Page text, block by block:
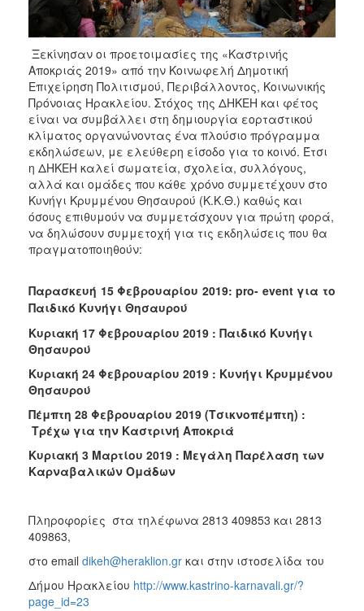
ΕΠΙΣΚΕΠΤΗΣ
ΗΡΑΚΛΕΙΟ
Ξεκίνησαν οι προετοιμασίες της «Καστρινής
Αποκριάς 2019» από την Κοινωφελή Δημοτική
Επιχείρηση Πολιτισμού, Περιβάλλοντος, Κοινωνικής
Πρόνοιας Ηρακλείου. Στόχος της ΔΗΚΕΗ και φέτος
είναι να συμβάλλει στη δημιουργία εορταστικού
κλίματος οργανώνοντας ένα πλούσιο πρόγραμμα
εκδηλώσεων, με ελεύθερη είσοδο για το κοινό. Έτσι
η ΔΗΚΕΗ καλεί σωματεία, σχολεία, συλλόγους,
αλλά και ομάδες που κάθε χρόνο συμμετέχουν στο
Κυνήγι Κρυμμένου Θησαυρού (Κ.Κ.Θ.) καθώς και
όσους επιθυμούν να συμμετάσχουν για πρώτη φορά,
να δηλώσουν συμμετοχή για τις εκδηλώσεις που θα
πραγματοποιηθούν:
Παρασκευή 15 Φεβρουαρίου 2019:pro- eventγια το
Παιδικό Κυνήγι Θησαυρού
Κυριακή 17 Φεβρουαρίου 2019 : Παιδικό Κυνήγι
Θησαυρού
Κυριακή 24 Φεβρουαρίου 2019 : Κυνήγι Κρυμμένου
Θησαυρού
Πέμπτη 28 Φεβρουαρίου 2019 (Τσικνοπέμπτη) :
Τρέχω για την Καστρινή Αποκριά
Κυριακή 3 Μαρτίου 2019 : Μεγάλη Παρέλαση των
Καρναβαλικών Ομάδων
Πληροφορίες στα τηλέφωνα 2813 409853 και 2813
409863,
στο email dikeh@heraklion.gr και στην ιστοσελίδα του
Δήμου Ηρακλείου http://www.kastrino-karnavali.gr/?
page_id=23